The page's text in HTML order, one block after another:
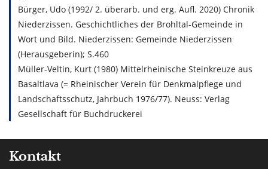
Bürger, Udo (1992/ 2. überarb. und erg. Aufl. 2020) Chronik
Niederzissen. Geschichtliches der Brohltal-Gemeinde in
Wort und Bild. Niederzissen: Gemeinde Niederzissen
(Herausgeberin); S.460
Müller-Veltin, Kurt (1980) Mittelrheinische Steinkreuze aus
Basaltlava (= Rheinischer Verein für Denkmalpflege und
Landschaftsschutz, Jahrbuch 1976/77). Neuss: Verlag
Gesellschaft für Buchdruckerei
Kontakt